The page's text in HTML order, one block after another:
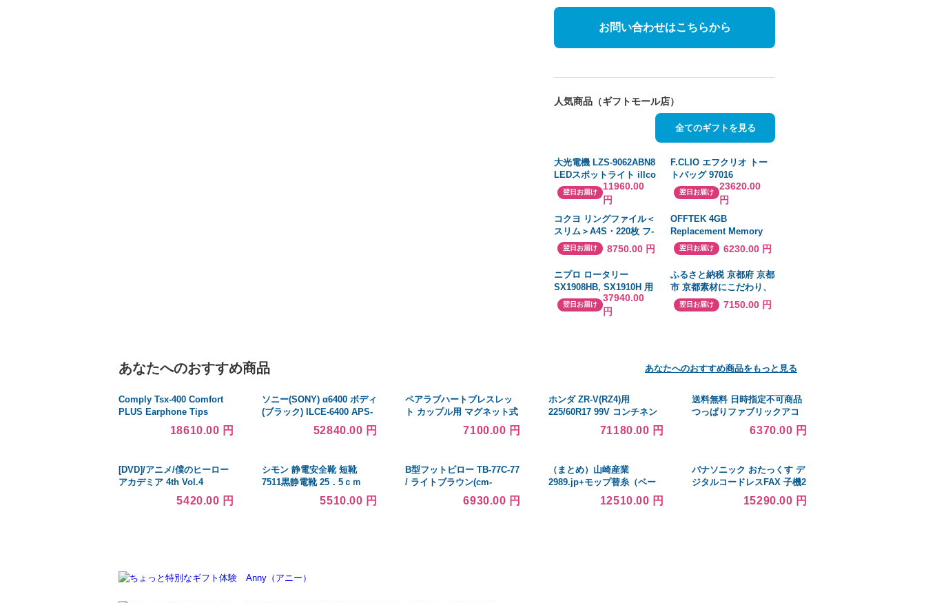
お問い合わせはこちらから
人気商品（ギフトモール店）
全てのギフトを見る
大光電機 LZS-9062ABN8
LEDスポットライト illco
プラグタイプ LZ2C CDM-
T35W相当 10°狭角形 温白
色 SENMU無線調光 施設
照明
翌日お届け
11960.00
円
F.CLIO エフクリオ トー
トバッグ 97016
REGOLA2 レゴラ2 牛革
2WAY ショルダーバッグ
翌日お届け
23620.00
円
コクヨ リングファイル＜
スリム＞A4S・220枚 フ-
URF430NYR
翌日お届け 8750.00 円
OFFTEK 4GB
Replacement Memory
RAM Upgrade for Intel
H2216JFFKR (DDR3-8500
- Reg) Server
Memory/Workstation
Memory
翌日お届け 6230.00 円
ニプロ ロータリー
SX1908HB, SX1910H 用
とくとく爪[小橋工業製 耕
うん爪 ホルダータイプ]
翌日お届け
37940.00
円
ふるさと納税 京都府 京都
市 京都素材にこだわり、
山椒と塩を使用したお酒
にもあう塩山椒ケーキ
翌日お届け 7150.00 円
あなたへのおすすめ商品 あなたへのおすすめ商品をもっと見る
Comply Tsx-400 Comfort
PLUS Earphone Tips
(Black 3 Pair Small)
18610.00 円
ソニー(SONY) α6400 ボディ
(ブラック) ILCE-6400 APS-
C ミラーレス一眼カメラ
52840.00 円
ペアラブハートブレスレッ
ト カップル用 マグネット式
100言語 I Love You プロジ
ェクションブレスレット ス
7100.00 円
ホンダ ZR-V(RZ4)用
225/60R17 99V コンチネン
タル コンフォートコンタク
ト CC7 正規品 レイシーン
71180.00 円
送料無料 日時指定不可商品
つっぱりファブリックアコ
ーディオンドア
100×175cm アコーディオン
6370.00 円
[DVD]/アニメ/僕のヒーロー
アカデミア 4th Vol.4
5420.00 円
シモン 静電安全靴 短靴
7511黒静電靴 25．5ｃｍ
7511BKS-25.5 安全靴・作業
靴・静電安全靴
5510.00 円
B型フットピロー TB-77C-77
/ ライトブラウン(cm-
6930.00 円
（まとめ）山崎産業
2989.jp+モップ替糸（ベー
シック）T-150 1セット（5
個）〔×10セット〕
12510.00 円
パナソニック おたっくす デ
ジタルコードレスFAX 子機2
台付き 迷惑防止機能搭載 ホ
ワイト KX-PD600DW-W
15290.00 円